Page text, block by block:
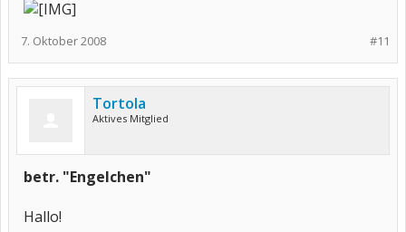
#11
7. Oktober 2008
Tortola
Aktives Mitglied
betr. "Engelchen"
Hallo!